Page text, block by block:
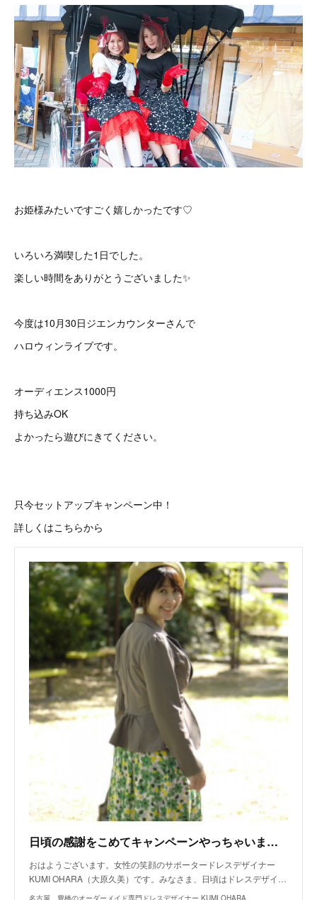
お姫様みたいですごく嬉しかったです♡
いろいろ満喫した1日でした。
楽しい時間をありがとうございました✨
今度は10月30日ジエンカウンターさんで
ハロウィンライブです。
オーディエンス1000円
持ち込みOK
よかったら遊びにきてください。
只今セットアップキャンペーン中！
詳しくはこちらから
日頃の感謝をこめてキャンペーンやっちゃいます！
おはようございます。女性の笑顔のサポータードレスデザイナー
KUMI OHARA（大原久美）です。みなさま、日頃はドレスデザイ…
名古屋 豊橋のオーダーメイド専門ドレスデザイナー KUMI OHARA